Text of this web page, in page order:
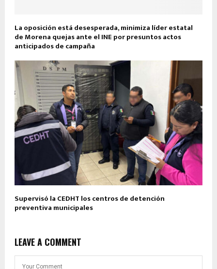
La oposición está desesperada, minimiza líder estatal
de Morena quejas ante el INE por presuntos actos
anticipados de campaña
Supervisó la CEDHT los centros de detención
preventiva municipales
LEAVE A COMMENT